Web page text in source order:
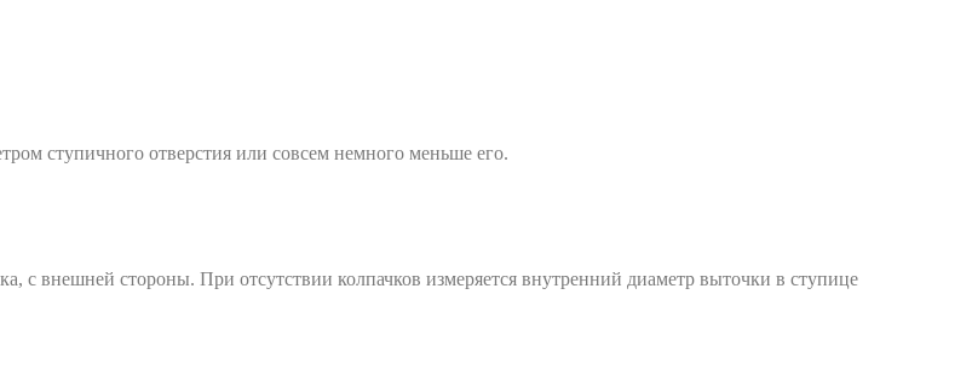
ступичного отверстия или совсем немного меньше его.
с внешней стороны. При отсутствии колпачков измеряется внутренний диаметр выточки в ступице